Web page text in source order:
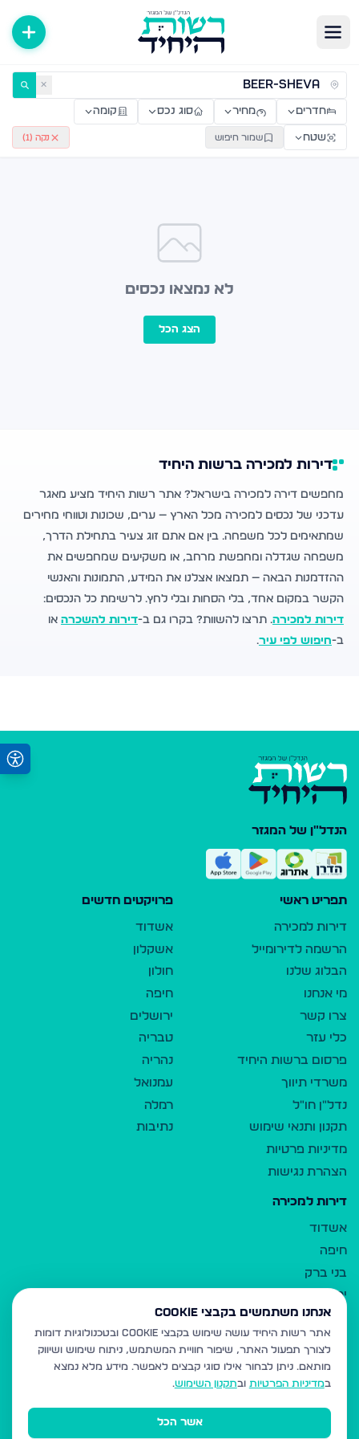
דירות למכירה ולהשכרה — רשות היחיד ✕
חדרים מחיר סוג נכס קומה
שטח שמור חיפוש נקה ( 1
)
לא נמצאו נכסים
הצג הכל
דירות למכירה ברשות היחיד
מחפשים דירה למכירה בישראל? אתר רשות היחיד מציע מאגר
עדכני של נכסים למכירה מכל הארץ — ערים, שכונות וטווחי מחירים
שמתאימים לכל משפחה. בין אם אתם זוג צעיר בתחילת הדרך,
משפחה שגדלה ומחפשת מרחב, או משקיעים שמחפשים את
ההזדמנות הבאה — תמצאו אצלנו את המידע, התמונות והאנשי
הקשר במקום אחד, בלי הסחות ובלי לחץ. לרשימת כל הנכסים:
דירות למכירה. תרצו להשוות? בקרו גם ב-דירות להשכרה או
ב-חיפוש לפי עיר.
הנדל"ן של המגזר
תפריט ראשי
דירות למכירה
הרשמה לדירומייל
הבלוג שלנו
מי אנחנו
צרו קשר
כלי עזר
פרסום ברשות היחיד
משרדי תיווך
נדל"ן חו"ל
תקנון ותנאי שימוש
מדיניות פרטיות
הצהרת נגישות
פרויקטים חדשים
אשדוד
אשקלון
חולון
חיפה
ירושלים
טבריה
נהריה
עמנואל
רמלה
נתיבות
דירות למכירה
אשדוד
חיפה
בני ברק
ירושלים
אלעד
גבעת זאב
בית שמש
רכסים
מודיעין עילית
אנחנו משתמשים בקבצי Cookie
אתר רשות היחיד עושה שימוש בקבצי Cookie ובטכנולוגיות דומות
לצורך תפעול האתר, שיפור חוויית המשתמש, ניתוח שימוש ושיווק
מותאם. ניתן לבחור אילו סוגי קבצים לאפשר. מידע מלא נמצא
במדיניות הפרטיות ובתקנון השימוש.
אשר הכל